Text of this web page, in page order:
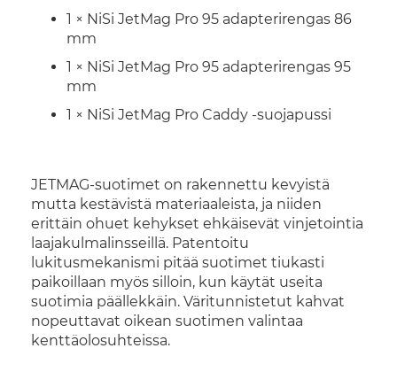
1 × NiSi JetMag Pro 95 adapterirengas 86
mm
1 × NiSi JetMag Pro 95 adapterirengas 95
mm
1 × NiSi JetMag Pro Caddy -suojapussi
JETMAG-suotimet on rakennettu kevyistä
mutta kestävistä materiaaleista, ja niiden
erittäin ohuet kehykset ehkäisevät vinjetointia
laajakulmalinsseillä. Patentoitu
lukitusmekanismi pitää suotimet tiukasti
paikoillaan myös silloin, kun käytät useita
suotimia päällekkäin. Väritunnistetut kahvat
nopeuttavat oikean suotimen valintaa
kenttäolosuhteissa.